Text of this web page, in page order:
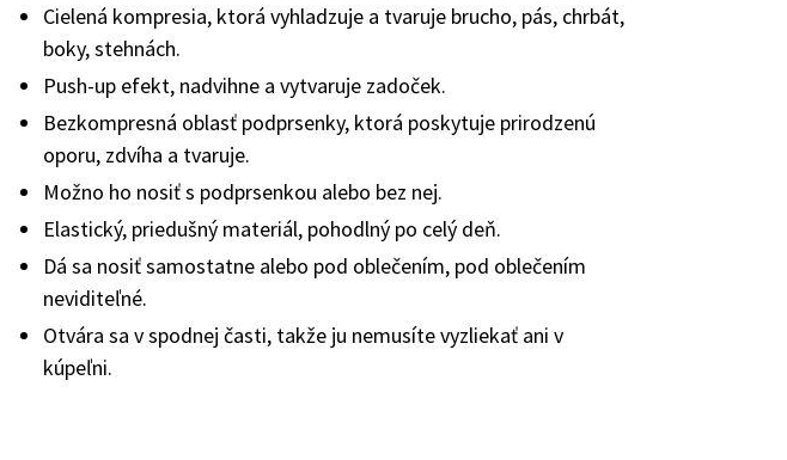
Cielená kompresia, ktorá vyhladzuje a tvaruje brucho, pás, chrbát,
boky, stehnách.
Push-up efekt, nadvihne a vytvaruje zadoček.
Bezkompresná oblasť podprsenky, ktorá poskytuje prirodzenú
oporu, zdvíha a tvaruje.
Možno ho nosiť s podprsenkou alebo bez nej.
Elastický, priedušný materiál, pohodlný po celý deň.
Dá sa nosiť samostatne alebo pod oblečením, pod oblečením
neviditeľné.
Otvára sa v spodnej časti, takže ju nemusíte vyzliekať ani v
kúpeľni.